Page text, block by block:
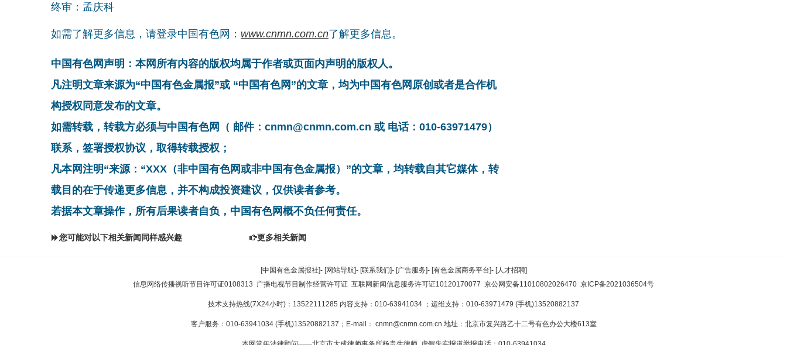
终审：孟庆科
如需了解更多信息，请登录中国有色网： www.cnmn.com.cn了解更多信息。
中国有色网声明：本网所有内容的版权均属于作者或页面内声明的版权人。
凡注明文章来源为“中国有色金属报”或 “中国有色网”的文章，均为中国有色网原创或者是合作机
构授权同意发布的文章。
如需转载，转载方必须与中国有色网（ 邮件：cnmn@cnmn.com.cn 或 电话：010-63971479）
联系，签署授权协议，取得转载授权；
凡本网注明“来源：“XXX（非中国有色网或非中国有色金属报）”的文章，均转载自其它媒体，转
载目的在于传递更多信息，并不构成投资建议，仅供读者参考。
若据本文章操作，所有后果读者自负，中国有色网概不负任何责任。
您可能对以下相关新闻同样感兴趣 更多相关新闻
[中国有色金属报社]- [网站导航]- [联系我们]- [广告服务]- [有色金属商务平台]- [人才招聘]
信息网络传播视听节目许可证0108313 广播电视节目制作经营许可证 互联网新闻信息服务许可证10120170077 京公网安备11010802026470 京ICP备2021036504号
技术支持热线(7X24小时)：13522111285 内容支持：010-63941034 ；运维支持：010-63971479 (手机)13520882137
客户服务：010-63941034 (手机)13520882137；E-mail： cnmn@cnmn.com.cn 地址：北京市复兴路乙十二号有色办公大楼613室